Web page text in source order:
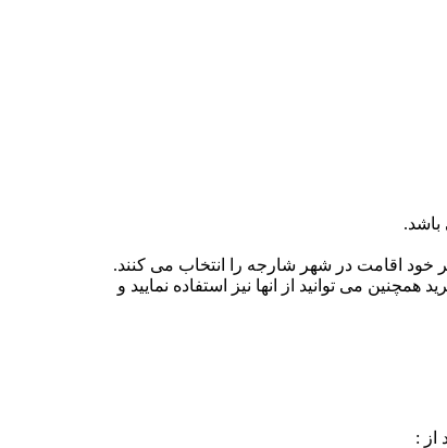
خود اقامت در شهر شارجه را انتخاب می کنند.
می توانید از انها نیز استفاده نمایید و
از :